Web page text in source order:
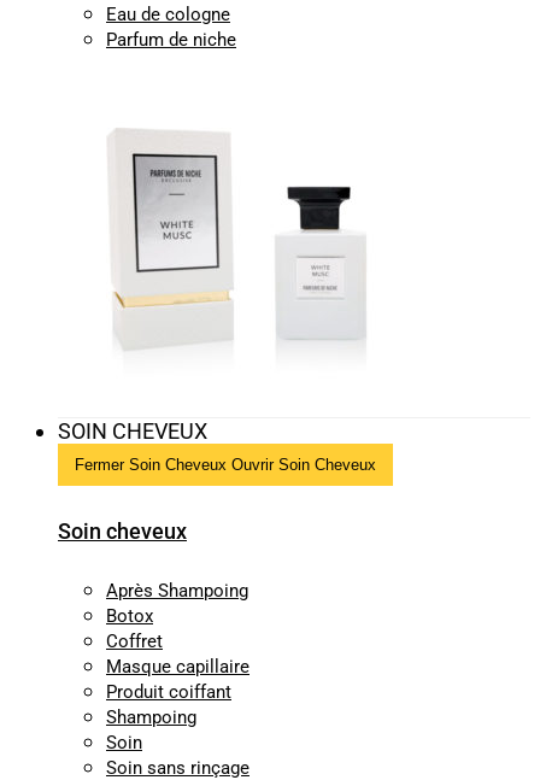
Eau de cologne
Parfum de niche
SOIN CHEVEUX
Fermer Soin Cheveux Ouvrir Soin Cheveux
Soin cheveux
Après Shampoing
Botox
Coffret
Masque capillaire
Produit coiffant
Shampoing
Soin
Soin sans rinçage